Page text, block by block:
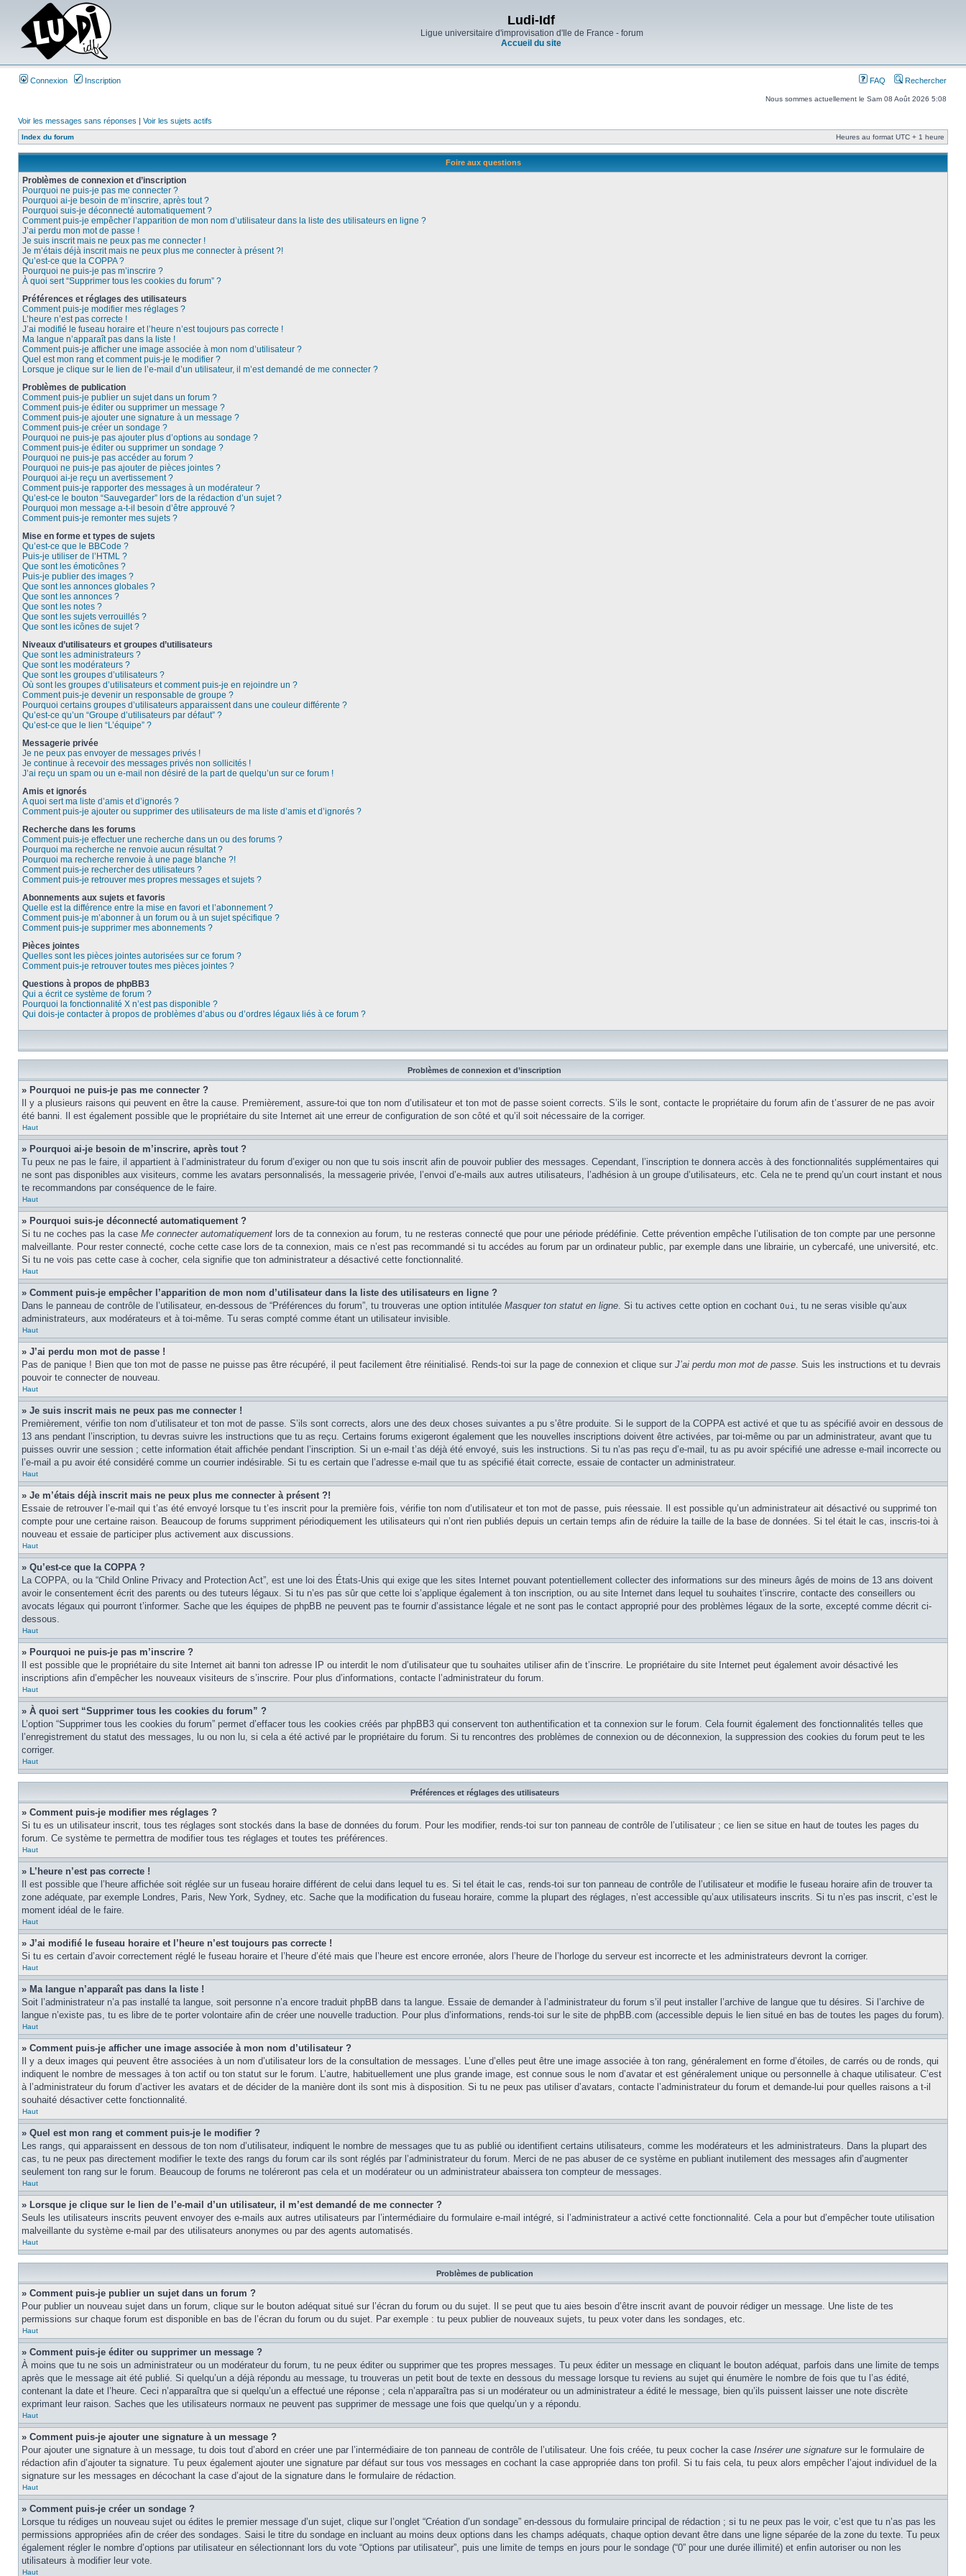
Ludi-Idf
Ligue universitaire d'improvisation d'Ile de France - forum
Accueil du site
Connexion Inscription FAQ Rechercher
Nous sommes actuellement le Sam 08 Août 2026 5:08
Voir les messages sans réponses | Voir les sujets actifs
Index du forum Heures au format UTC + 1 heure
Foire aux questions
Problèmes de connexion et d’inscription
Pourquoi ne puis-je pas me connecter ?
Pourquoi ai-je besoin de m’inscrire, après tout ?
Pourquoi suis-je déconnecté automatiquement ?
Comment puis-je empêcher l’apparition de mon nom d’utilisateur dans la liste des utilisateurs en ligne ?
J’ai perdu mon mot de passe !
Je suis inscrit mais ne peux pas me connecter !
Je m’étais déjà inscrit mais ne peux plus me connecter à présent ?!
Qu’est-ce que la COPPA ?
Pourquoi ne puis-je pas m’inscrire ?
À quoi sert “Supprimer tous les cookies du forum” ?
Préférences et réglages des utilisateurs
Comment puis-je modifier mes réglages ?
L’heure n’est pas correcte !
J’ai modifié le fuseau horaire et l’heure n’est toujours pas correcte !
Ma langue n’apparaît pas dans la liste !
Comment puis-je afficher une image associée à mon nom d’utilisateur ?
Quel est mon rang et comment puis-je le modifier ?
Lorsque je clique sur le lien de l’e-mail d’un utilisateur, il m’est demandé de me connecter ?
Problèmes de publication
Comment puis-je publier un sujet dans un forum ?
Comment puis-je éditer ou supprimer un message ?
Comment puis-je ajouter une signature à un message ?
Comment puis-je créer un sondage ?
Pourquoi ne puis-je pas ajouter plus d’options au sondage ?
Comment puis-je éditer ou supprimer un sondage ?
Pourquoi ne puis-je pas accéder au forum ?
Pourquoi ne puis-je pas ajouter de pièces jointes ?
Pourquoi ai-je reçu un avertissement ?
Comment puis-je rapporter des messages à un modérateur ?
Qu’est-ce le bouton “Sauvegarder” lors de la rédaction d’un sujet ?
Pourquoi mon message a-t-il besoin d’être approuvé ?
Comment puis-je remonter mes sujets ?
Mise en forme et types de sujets
Qu’est-ce que le BBCode ?
Puis-je utiliser de l’HTML ?
Que sont les émoticônes ?
Puis-je publier des images ?
Que sont les annonces globales ?
Que sont les annonces ?
Que sont les notes ?
Que sont les sujets verrouillés ?
Que sont les icônes de sujet ?
Niveaux d’utilisateurs et groupes d’utilisateurs
Que sont les administrateurs ?
Que sont les modérateurs ?
Que sont les groupes d’utilisateurs ?
Où sont les groupes d’utilisateurs et comment puis-je en rejoindre un ?
Comment puis-je devenir un responsable de groupe ?
Pourquoi certains groupes d’utilisateurs apparaissent dans une couleur différente ?
Qu’est-ce qu’un “Groupe d’utilisateurs par défaut” ?
Qu’est-ce que le lien “L’équipe” ?
Messagerie privée
Je ne peux pas envoyer de messages privés !
Je continue à recevoir des messages privés non sollicités !
J’ai reçu un spam ou un e-mail non désiré de la part de quelqu’un sur ce forum !
Amis et ignorés
A quoi sert ma liste d’amis et d’ignorés ?
Comment puis-je ajouter ou supprimer des utilisateurs de ma liste d’amis et d’ignorés ?
Recherche dans les forums
Comment puis-je effectuer une recherche dans un ou des forums ?
Pourquoi ma recherche ne renvoie aucun résultat ?
Pourquoi ma recherche renvoie à une page blanche ?!
Comment puis-je rechercher des utilisateurs ?
Comment puis-je retrouver mes propres messages et sujets ?
Abonnements aux sujets et favoris
Quelle est la différence entre la mise en favori et l’abonnement ?
Comment puis-je m’abonner à un forum ou à un sujet spécifique ?
Comment puis-je supprimer mes abonnements ?
Pièces jointes
Quelles sont les pièces jointes autorisées sur ce forum ?
Comment puis-je retrouver toutes mes pièces jointes ?
Questions à propos de phpBB3
Qui a écrit ce système de forum ?
Pourquoi la fonctionnalité X n’est pas disponible ?
Qui dois-je contacter à propos de problèmes d’abus ou d’ordres légaux liés à ce forum ?
Problèmes de connexion et d’inscription
» Pourquoi ne puis-je pas me connecter ?
Il y a plusieurs raisons qui peuvent en être la cause. Premièrement, assure-toi que ton nom d’utilisateur et ton mot de passe soient corrects. S’ils le sont, contacte le propriétaire du forum afin de t’assurer de ne pas avoir
été banni. Il est également possible que le propriétaire du site Internet ait une erreur de configuration de son côté et qu’il soit nécessaire de la corriger.
Haut
» Pourquoi ai-je besoin de m’inscrire, après tout ?
Tu peux ne pas le faire, il appartient à l’administrateur du forum d’exiger ou non que tu sois inscrit afin de pouvoir publier des messages. Cependant, l’inscription te donnera accès à des fonctionnalités supplémentaires qui
ne sont pas disponibles aux visiteurs, comme les avatars personnalisés, la messagerie privée, l’envoi d’e-mails aux autres utilisateurs, l’adhésion à un groupe d’utilisateurs, etc. Cela ne te prend qu’un court instant et nous
te recommandons par conséquence de le faire.
Haut
» Pourquoi suis-je déconnecté automatiquement ?
Si tu ne coches pas la case Me connecter automatiquement lors de ta connexion au forum, tu ne resteras connecté que pour une période prédéfinie. Cette prévention empêche l’utilisation de ton compte par une personne
malveillante. Pour rester connecté, coche cette case lors de ta connexion, mais ce n’est pas recommandé si tu accédes au forum par un ordinateur public, par exemple dans une librairie, un cybercafé, une université, etc.
Si tu ne vois pas cette case à cocher, cela signifie que ton administrateur a désactivé cette fonctionnalité.
Haut
» Comment puis-je empêcher l’apparition de mon nom d’utilisateur dans la liste des utilisateurs en ligne ?
Dans le panneau de contrôle de l’utilisateur, en-dessous de “Préférences du forum”, tu trouveras une option intitulée Masquer ton statut en ligne. Si tu actives cette option en cochant Oui , tu ne seras visible qu’aux
administrateurs, aux modérateurs et à toi-même. Tu seras compté comme étant un utilisateur invisible.
Haut
» J’ai perdu mon mot de passe !
Pas de panique ! Bien que ton mot de passe ne puisse pas être récupéré, il peut facilement être réinitialisé. Rends-toi sur la page de connexion et clique sur J’ai perdu mon mot de passe. Suis les instructions et tu devrais
pouvoir te connecter de nouveau.
Haut
» Je suis inscrit mais ne peux pas me connecter !
Premièrement, vérifie ton nom d’utilisateur et ton mot de passe. S’ils sont corrects, alors une des deux choses suivantes a pu s’être produite. Si le support de la COPPA est activé et que tu as spécifié avoir en dessous de
13 ans pendant l’inscription, tu devras suivre les instructions que tu as reçu. Certains forums exigeront également que les nouvelles inscriptions doivent être activées, par toi-même ou par un administrateur, avant que tu
puisses ouvrir une session ; cette information était affichée pendant l’inscription. Si un e-mail t’as déjà été envoyé, suis les instructions. Si tu n’as pas reçu d’e-mail, tu as pu avoir spécifié une adresse e-mail incorrecte ou
l’e-mail a pu avoir été considéré comme un courrier indésirable. Si tu es certain que l’adresse e-mail que tu as spécifié était correcte, essaie de contacter un administrateur.
Haut
» Je m’étais déjà inscrit mais ne peux plus me connecter à présent ?!
Essaie de retrouver l’e-mail qui t’as été envoyé lorsque tu t’es inscrit pour la première fois, vérifie ton nom d’utilisateur et ton mot de passe, puis réessaie. Il est possible qu’un administrateur ait désactivé ou supprimé ton
compte pour une certaine raison. Beaucoup de forums suppriment périodiquement les utilisateurs qui n’ont rien publiés depuis un certain temps afin de réduire la taille de la base de données. Si tel était le cas, inscris-toi à
nouveau et essaie de participer plus activement aux discussions.
Haut
» Qu’est-ce que la COPPA ?
La COPPA, ou la “Child Online Privacy and Protection Act”, est une loi des États-Unis qui exige que les sites Internet pouvant potentiellement collecter des informations sur des mineurs âgés de moins de 13 ans doivent
avoir le consentement écrit des parents ou des tuteurs légaux. Si tu n’es pas sûr que cette loi s’applique également à ton inscription, ou au site Internet dans lequel tu souhaites t’inscrire, contacte des conseillers ou
avocats légaux qui pourront t’informer. Sache que les équipes de phpBB ne peuvent pas te fournir d’assistance légale et ne sont pas le contact approprié pour des problèmes légaux de la sorte, excepté comme décrit ci-
dessous.
Haut
» Pourquoi ne puis-je pas m’inscrire ?
Il est possible que le propriétaire du site Internet ait banni ton adresse IP ou interdit le nom d’utilisateur que tu souhaites utiliser afin de t’inscrire. Le propriétaire du site Internet peut également avoir désactivé les
inscriptions afin d’empêcher les nouveaux visiteurs de s’inscrire. Pour plus d’informations, contacte l’administrateur du forum.
Haut
» À quoi sert “Supprimer tous les cookies du forum” ?
L’option “Supprimer tous les cookies du forum” permet d’effacer tous les cookies créés par phpBB3 qui conservent ton authentification et ta connexion sur le forum. Cela fournit également des fonctionnalités telles que
l’enregistrement du statut des messages, lu ou non lu, si cela a été activé par le propriétaire du forum. Si tu rencontres des problèmes de connexion ou de déconnexion, la suppression des cookies du forum peut te les
corriger.
Haut
Préférences et réglages des utilisateurs
» Comment puis-je modifier mes réglages ?
Si tu es un utilisateur inscrit, tous tes réglages sont stockés dans la base de données du forum. Pour les modifier, rends-toi sur ton panneau de contrôle de l’utilisateur ; ce lien se situe en haut de toutes les pages du
forum. Ce système te permettra de modifier tous tes réglages et toutes tes préférences.
Haut
» L’heure n’est pas correcte !
Il est possible que l’heure affichée soit réglée sur un fuseau horaire différent de celui dans lequel tu es. Si tel était le cas, rends-toi sur ton panneau de contrôle de l’utilisateur et modifie le fuseau horaire afin de trouver ta
zone adéquate, par exemple Londres, Paris, New York, Sydney, etc. Sache que la modification du fuseau horaire, comme la plupart des réglages, n’est accessible qu’aux utilisateurs inscrits. Si tu n’es pas inscrit, c’est le
moment idéal de le faire.
Haut
» J’ai modifié le fuseau horaire et l’heure n’est toujours pas correcte !
Si tu es certain d’avoir correctement réglé le fuseau horaire et l’heure d’été mais que l’heure est encore erronée, alors l’heure de l’horloge du serveur est incorrecte et les administrateurs devront la corriger.
Haut
» Ma langue n’apparaît pas dans la liste !
Soit l’administrateur n’a pas installé ta langue, soit personne n’a encore traduit phpBB dans ta langue. Essaie de demander à l’administrateur du forum s’il peut installer l’archive de langue que tu désires. Si l’archive de
langue n’existe pas, tu es libre de te porter volontaire afin de créer une nouvelle traduction. Pour plus d’informations, rends-toi sur le site de phpBB.com (accessible depuis le lien situé en bas de toutes les pages du forum).
Haut
» Comment puis-je afficher une image associée à mon nom d’utilisateur ?
Il y a deux images qui peuvent être associées à un nom d’utilisateur lors de la consultation de messages. L’une d’elles peut être une image associée à ton rang, généralement en forme d’étoiles, de carrés ou de ronds, qui
indiquent le nombre de messages à ton actif ou ton statut sur le forum. L’autre, habituellement une plus grande image, est connue sous le nom d’avatar et est généralement unique ou personnelle à chaque utilisateur. C’est
à l’administrateur du forum d’activer les avatars et de décider de la manière dont ils sont mis à disposition. Si tu ne peux pas utiliser d’avatars, contacte l’administrateur du forum et demande-lui pour quelles raisons a t-il
souhaité désactiver cette fonctionnalité.
Haut
» Quel est mon rang et comment puis-je le modifier ?
Les rangs, qui apparaissent en dessous de ton nom d’utilisateur, indiquent le nombre de messages que tu as publié ou identifient certains utilisateurs, comme les modérateurs et les administrateurs. Dans la plupart des
cas, tu ne peux pas directement modifier le texte des rangs du forum car ils sont réglés par l’administrateur du forum. Merci de ne pas abuser de ce système en publiant inutilement des messages afin d’augmenter
seulement ton rang sur le forum. Beaucoup de forums ne toléreront pas cela et un modérateur ou un administrateur abaissera ton compteur de messages.
Haut
» Lorsque je clique sur le lien de l’e-mail d’un utilisateur, il m’est demandé de me connecter ?
Seuls les utilisateurs inscrits peuvent envoyer des e-mails aux autres utilisateurs par l’intermédiaire du formulaire e-mail intégré, si l’administrateur a activé cette fonctionnalité. Cela a pour but d’empêcher toute utilisation
malveillante du système e-mail par des utilisateurs anonymes ou par des agents automatisés.
Haut
Problèmes de publication
» Comment puis-je publier un sujet dans un forum ?
Pour publier un nouveau sujet dans un forum, clique sur le bouton adéquat situé sur l’écran du forum ou du sujet. Il se peut que tu aies besoin d’être inscrit avant de pouvoir rédiger un message. Une liste de tes
permissions sur chaque forum est disponible en bas de l’écran du forum ou du sujet. Par exemple : tu peux publier de nouveaux sujets, tu peux voter dans les sondages, etc.
Haut
» Comment puis-je éditer ou supprimer un message ?
À moins que tu ne sois un administrateur ou un modérateur du forum, tu ne peux éditer ou supprimer que tes propres messages. Tu peux éditer un message en cliquant le bouton adéquat, parfois dans une limite de temps
après que le message ait été publié. Si quelqu’un a déjà répondu au message, tu trouveras un petit bout de texte en dessous du message lorsque tu reviens au sujet qui énumère le nombre de fois que tu l’as édité,
contenant la date et l’heure. Ceci n’apparaîtra que si quelqu’un a effectué une réponse ; cela n’apparaîtra pas si un modérateur ou un administrateur a édité le message, bien qu’ils puissent laisser une note discrète
exprimant leur raison. Saches que les utilisateurs normaux ne peuvent pas supprimer de message une fois que quelqu’un y a répondu.
Haut
» Comment puis-je ajouter une signature à un message ?
Pour ajouter une signature à un message, tu dois tout d’abord en créer une par l’intermédiaire de ton panneau de contrôle de l’utilisateur. Une fois créée, tu peux cocher la case Insérer une signature sur le formulaire de
rédaction afin d’ajouter ta signature. Tu peux également ajouter une signature par défaut sur tous vos messages en cochant la case appropriée dans ton profil. Si tu fais cela, tu peux alors empêcher l’ajout individuel de la
signature sur les messages en décochant la case d’ajout de la signature dans le formulaire de rédaction.
Haut
» Comment puis-je créer un sondage ?
Lorsque tu rédiges un nouveau sujet ou édites le premier message d’un sujet, clique sur l’onglet “Création d’un sondage” en-dessous du formulaire principal de rédaction ; si tu ne peux pas le voir, c’est que tu n’as pas les
permissions appropriées afin de créer des sondages. Saisi le titre du sondage en incluant au moins deux options dans les champs adéquats, chaque option devant être dans une ligne séparée de la zone du texte. Tu peux
également régler le nombre d’options par utilisateur en sélectionnant lors du vote “Options par utilisateur”, puis une limite de temps en jours pour le sondage (“0” pour une durée illimité) et enfin autoriser ou non les
utilisateurs à modifier leur vote.
Haut